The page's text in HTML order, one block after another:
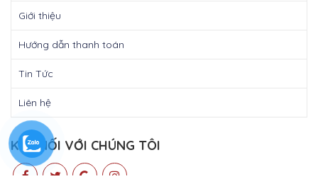
Giới thiệu
Hướng dẫn thanh toán
Tin Tức
Liên hệ
KẾT NỐI VỚI CHÚNG TÔI